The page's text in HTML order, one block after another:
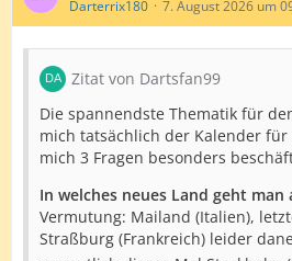
Darterrix180 7. August 2026 um
Zitat von Dartsfan99
Die spannendste Thematik für
mich tatsächlich der Kalender für
mich 3 Fragen besonders
In welches neues Land geht man
Vermutung: Mailand (Italien),
Straßburg (Frankreich) leider